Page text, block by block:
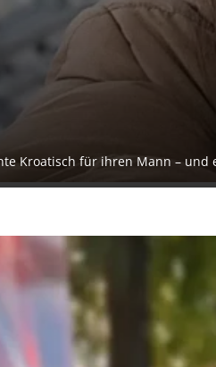
Kroatisch für ihren Mann –